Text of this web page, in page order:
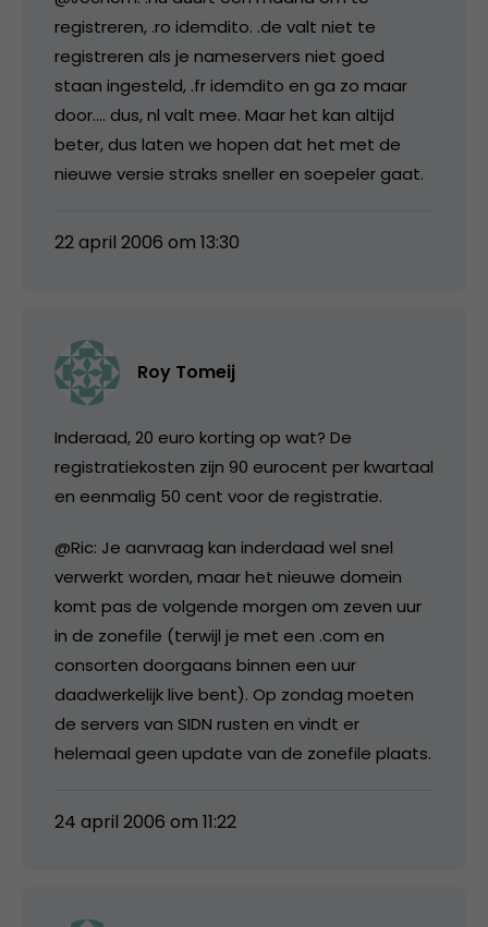
registreren, .ro idemdito. .de valt niet te
registreren als je nameservers niet goed
staan ingesteld, .fr idemdito en ga zo maar
door…. dus, nl valt mee. Maar het kan altijd
beter, dus laten we hopen dat het met de
nieuwe versie straks sneller en soepeler gaat.
22 april 2006 om 13:30
Roy Tomeij
Inderaad, 20 euro korting op wat? De
registratiekosten zijn 90 eurocent per kwartaal
en eenmalig 50 cent voor de registratie.
@Ric: Je aanvraag kan inderdaad wel snel
verwerkt worden, maar het nieuwe domein
komt pas de volgende morgen om zeven uur
in de zonefile (terwijl je met een .com en
consorten doorgaans binnen een uur
daadwerkelijk live bent). Op zondag moeten
de servers van SIDN rusten en vindt er
helemaal geen update van de zonefile plaats.
24 april 2006 om 11:22